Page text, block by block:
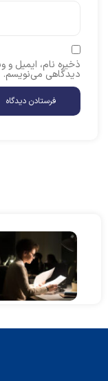
ذخیره نام، ایمیل و
دیدگاهی می‌نویسم.